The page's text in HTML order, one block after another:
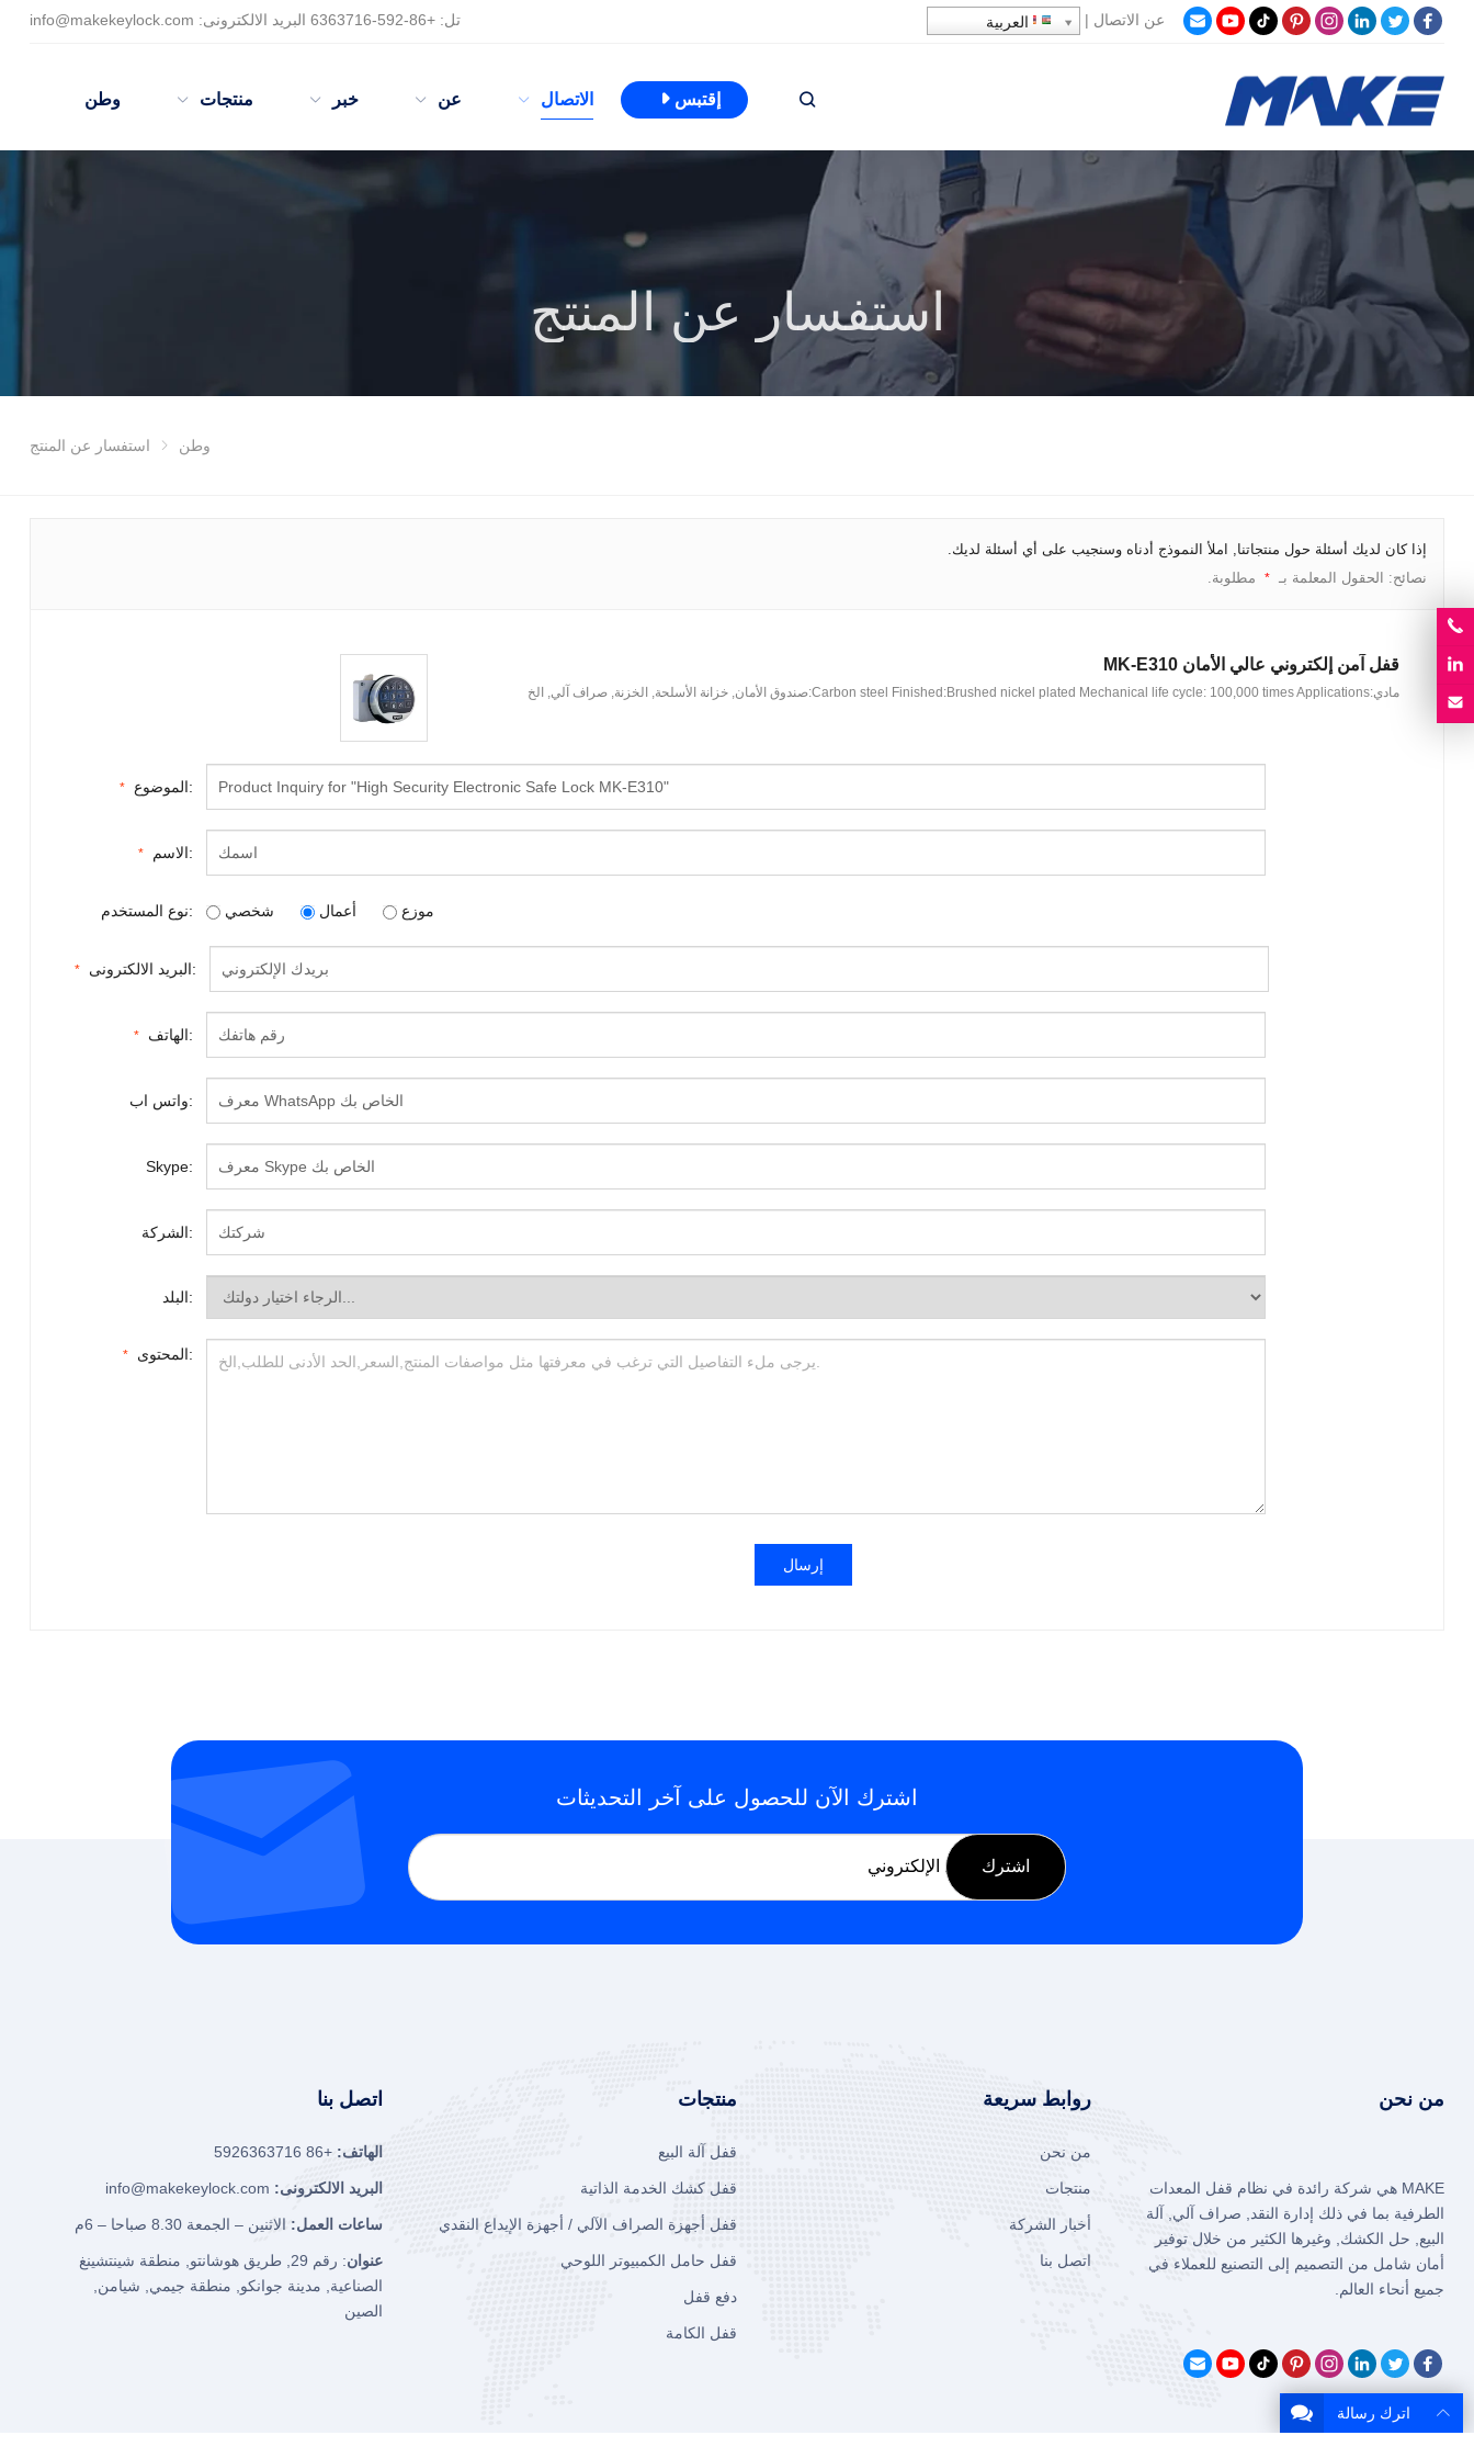
تل:+86- 592-6363716 البريد الالكترونى: info@makekeylock.com عن الاتصال | العربية
وطن منتجات خبر عن الاتصال إقتبس
استفسار عن المنتج
وطن استفسار عن المنتج
إذا كان لديك أسئلة حول منتجاتنا, املأ النموذج أدناه وسنجيب على أي أسئلة لديك.
نصائح: الحقول المعلمة بـ * مطلوبة.
قفل آمن إلكتروني عالي الأمان MK-E310
مادي: Carbon steel Finished :Brushed nickel plated Mechanical life cycle: 100,000times Applications :صندوق الأمان, خزانة الأسلحة, الخزنة, صراف آلي, الخ
* الموضوع:
* الاسم:
نوع المستخدم: شخصي أعمال موزع
* البريد الالكترونى:
* الهاتف:
واتس اب:
Skype:
الشركة:
البلد:
* المحتوى:
إرسال
اشترك الآن للحصول على آخر التحديثات
من نحن
MAKE هي شركة رائدة في نظام قفل المعدات
الطرفية بما في ذلك إدارة النقد, صراف آلي, آلة
البيع, حل الكشك, وغيرها الكثير من خلال توفير
أمان شامل من التصميم إلى التصنيع للعملاء في
جميع أنحاء العالم.
روابط سريعة
من نحن
منتجات
أخبار الشركة
اتصل بنا
منتجات
قفل آلة البيع
قفل كشك الخدمة الذاتية
قفل أجهزة الصراف الآلي / أجهزة الإيداع النقدي
قفل حامل الكمبيوتر اللوحي
دفع قفل
قفل الكامة
اتصل بنا
الهاتف: +86 5926363716
البريد الالكترونى: info@makekeylock.com
ساعات العمل: الاثنين – الجمعة 8.30 صباحا – 6م
عنوان
: رقم 29, طريق هوشانتو, منطقة شينتشينغ
الصناعية, مدينة جوانكو, منطقة جيمي, شيامن,
الصين
اترك رسالة